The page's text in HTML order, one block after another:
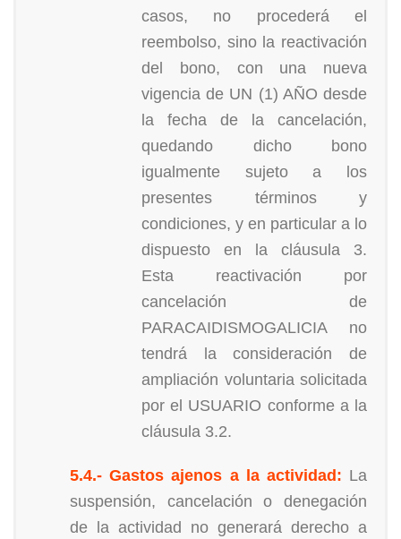
casos, no procederá el
reembolso, sino la reactivación
del bono, con una nueva
vigencia de UN (1) AÑO desde
la fecha de la cancelación,
quedando dicho bono
igualmente sujeto a los
presentes términos y
condiciones, y en particular a lo
dispuesto en la cláusula 3.
Esta reactivación por
cancelación de
PARACAIDISMOGALICIA no
tendrá la consideración de
ampliación voluntaria solicitada
por el USUARIO conforme a la
cláusula 3.2.
5.4.- Gastos ajenos a la actividad: La
suspensión, cancelación o denegación
de la actividad no generará derecho a